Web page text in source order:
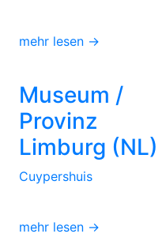
mehr lesen →
Museum /
Provinz
Limburg (NL)
Cuypershuis
mehr lesen →